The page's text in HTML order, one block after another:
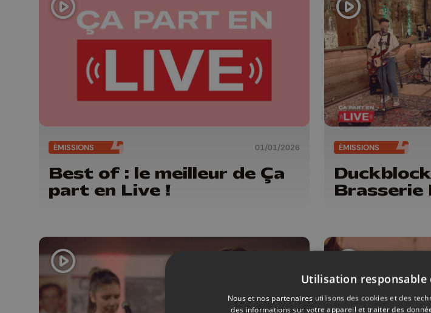
ÉMISSIONS 01/01/2026
Best of : le meilleur de Ça
part en Live !
ÉMISSIONS
Brasserie
Utilisation responsable
Nous et nos partenaires utilisons des cookies et des
des informations sur votre appareil et traiter des